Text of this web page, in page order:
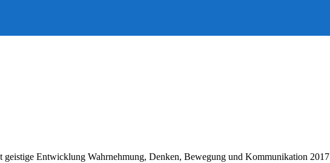
geistige Entwicklung Wahrnehmung, Denken, Bewegung und Kommunikation 2017